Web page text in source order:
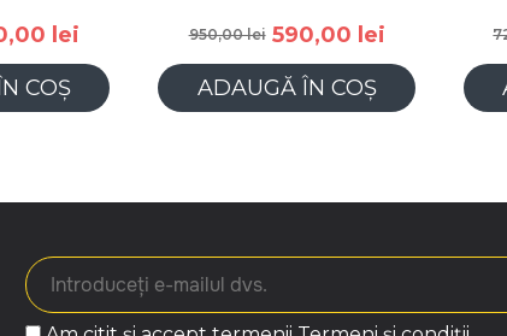
lei
COȘ
950,00 lei 590,00 lei
ADAUGĂ ÎN COȘ